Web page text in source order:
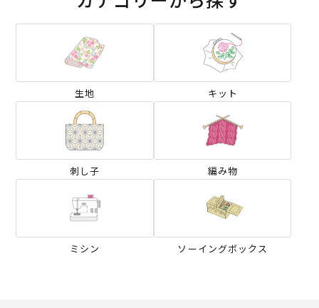
生地 キット
刺し子 編み物
ミシン ソーイングボックス